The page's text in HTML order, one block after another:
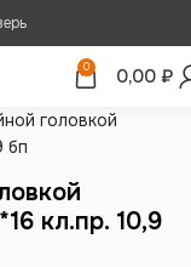
0 0,00 ₽
головкой
бп
кл.пр. 10,9